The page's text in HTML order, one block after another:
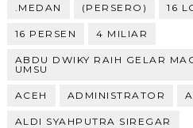
.MEDAN (PERSERO) 16
16 PERSEN 4 MILIAR
ABDU DWIKY RAIH GELAR
UMSU
ACEH ADMINISTRATOR
ALDI SYAHPUTRA SIREGAR